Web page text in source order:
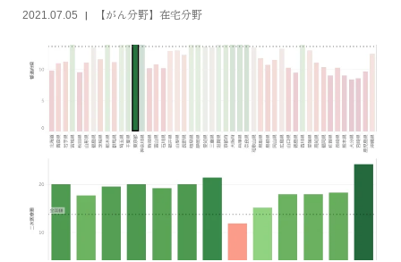
2021.07.05 【がん分野】在宅分野